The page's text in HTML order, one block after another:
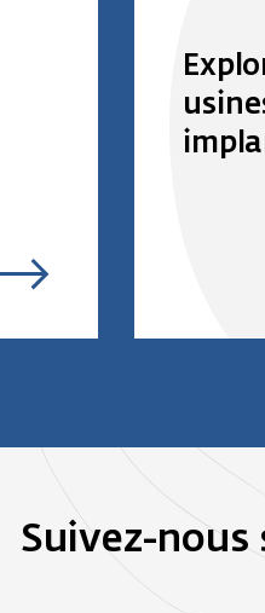
Suivez-nous